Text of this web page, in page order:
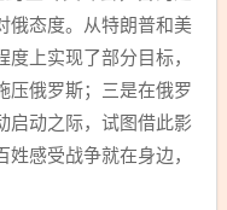
俄态度。从特朗普和美
上实现了部分目标，
压俄罗斯；三是在俄罗
启动之际，试图借此影
感受战争就在身边，